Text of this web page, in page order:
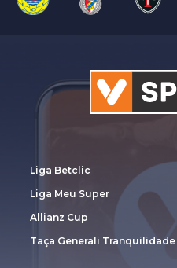
Liga Betclic
Liga Meu Super
Allianz Cup
Taça Generali Tranquilidade